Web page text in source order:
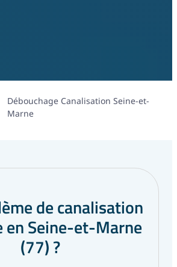
Débouchage Canalisation Seine-et-
Marne
de canalisation
en Seine-et-Marne
(77) ?